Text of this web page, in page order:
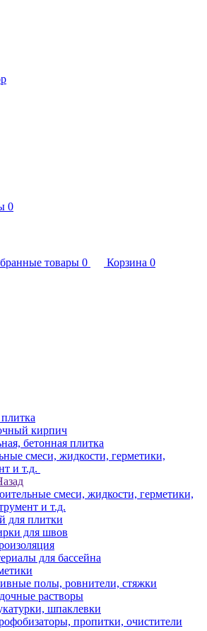
0
товары 0 Корзина 0
кирпич
бетонная плитка
смеси, жидкости, герметики,
и т.д.
смеси, жидкости, герметики,
и т.д.
для плитки
для швов
для бассейна
полы, ровнители, стяжки
растворы
шпаклевки
пропитки, очистители